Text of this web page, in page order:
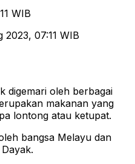
WIB
2023, 07:11 WIB
digemari oleh berbagai
makanan yang
lontong atau ketupat.
bangsa Melayu dan